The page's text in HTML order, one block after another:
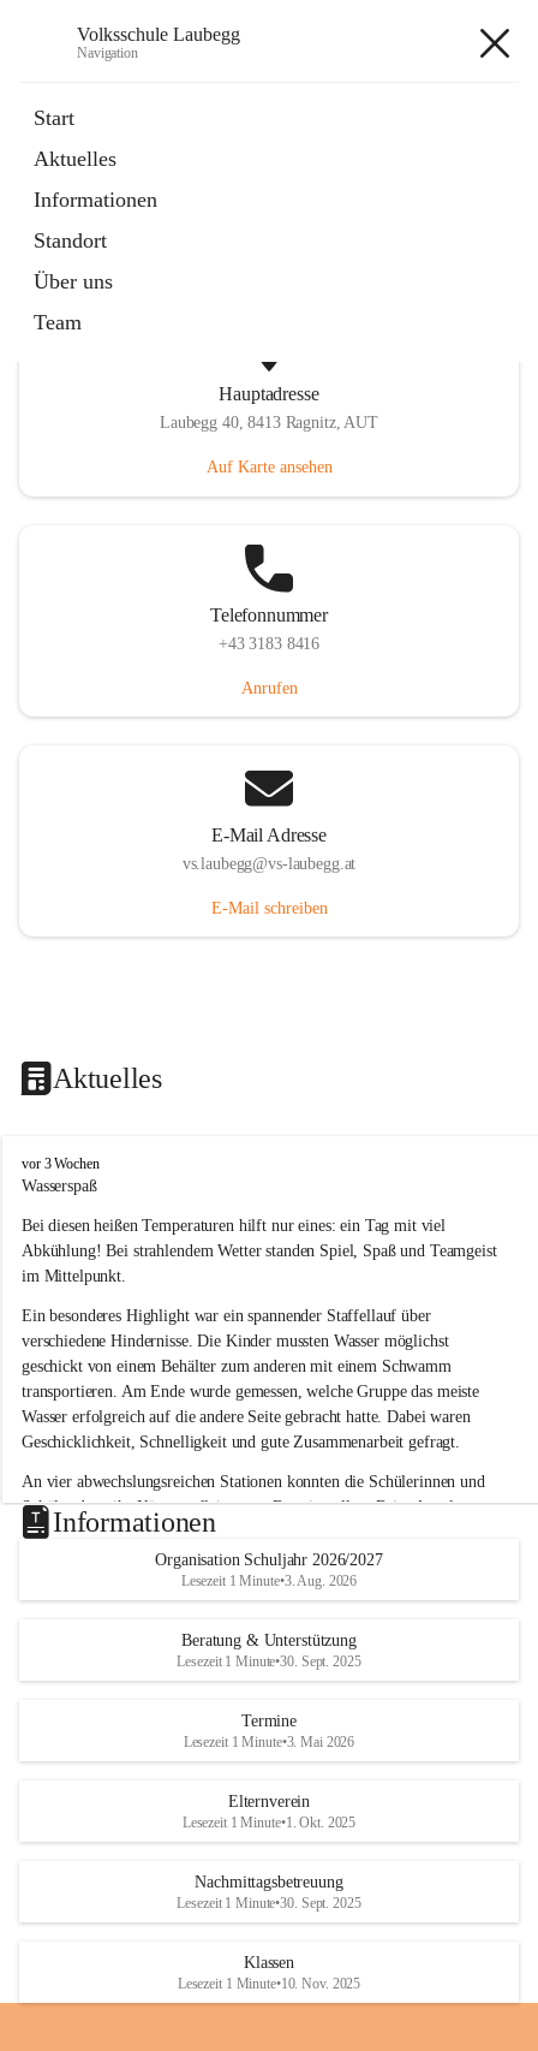
Volksschule Laubegg
Navigation
Start
Aktuelles
Informationen
Standort
Über uns
Team
Artikel
in
Tab
Hauptadresse
Laubegg 40, 8413 Ragnitz, AUT
Auf Karte ansehen
Telefonnummer
+43 3183 8416
Anrufen
E-Mail Adresse
vs.laubegg@vs-laubegg.at
E-Mail schreiben
Aktuelles
V
o
k
s
s
h
u
l
e
L
a
u
e
g
g
vor 3 Wochen
Wasserspaß
Bei diesen heißen Temperaturen hilft nur eines: ein Tag mit viel
Abkühlung! Bei strahlendem Wetter standen Spiel, Spaß und Teamgeist
im Mittelpunkt.
Ein besonderes Highlight war ein spannender Staffellauf über
verschiedene Hindernisse. Die Kinder mussten Wasser möglichst
geschickt von einem Behälter zum anderen mit einem Schwamm
transportieren. Am Ende wurde gemessen, welche Gruppe das meiste
Wasser erfolgreich auf die andere Seite gebracht hatte. Dabei waren
Geschicklichkeit, Schnelligkeit und gute Zusammenarbeit gefragt.
An vier abwechslungsreichen Stationen konnten die Schülerinnen und
Schüler dann ihr Können allein unter Beweis stellen. Beim Angeln
waren Geduld und Fingerspitzengefühl gefragt, während beim
Zielschießen mit Wasserpistolen oder Schwämmen Treffsicherheit
bewiesen werden musste.
Niemand blieb trocken, und die Kinder genossen die willkommene
Abkühlung bei sommerlichen Temperaturen. Mit vielen lachenden
Informationen
Organisation Schuljahr 2026/2027
Lesezeit 1 Minute•3. Aug. 2026
Beratung & Unterstützung
Lesezeit 1 Minute•30. Sept. 2025
Termine
Lesezeit 1 Minute•3. Mai 2026
Elternverein
Lesezeit 1 Minute•1. Okt. 2025
Nachmittagsbetreuung
Lesezeit 1 Minute•30. Sept. 2025
Klassen
Lesezeit 1 Minute•10. Nov. 2025